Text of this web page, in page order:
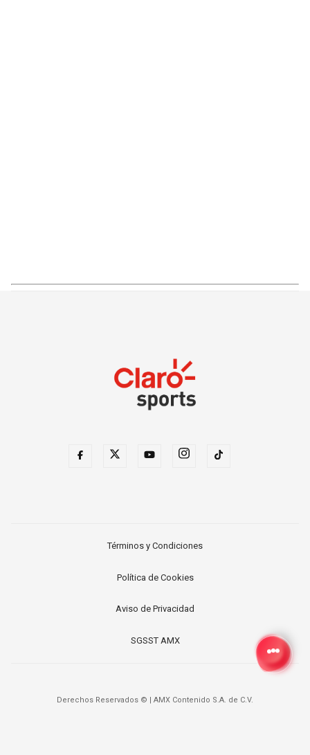
Términos y Condiciones
Política de Cookies
Aviso de Privacidad
SGSST AMX
Derechos Reservados © AMX Contenido S.A. de C.V.